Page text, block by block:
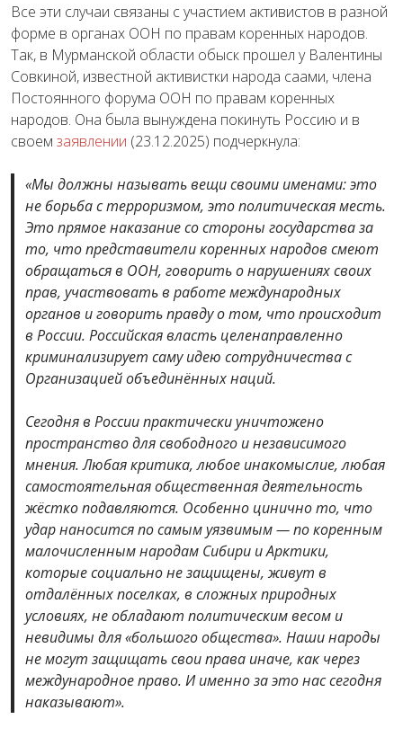
Все эти случаи связаны с участием активистов в разной
форме в органах ООН по правам коренных народов.
Так, в Мурманской области обыск прошел у Валентины
Совкиной, известной активистки народа саами, члена
Постоянного форума ООН по правам коренных
народов. Она была вынуждена покинуть Россию и в
своем заявлении (23.12.2025) подчеркнула:
«Мы должны называть вещи своими именами: это
не борьба с терроризмом, это политическая месть.
Это прямое наказание со стороны государства за
то, что представители коренных народов смеют
обращаться в ООН, говорить о нарушениях своих
прав, участвовать в работе международных
органов и говорить правду о том, что происходит
в России. Российская власть целенаправленно
криминализирует саму идею сотрудничества с
Организацией объединённых наций.
Сегодня в России практически уничтожено
пространство для свободного и независимого
мнения. Любая критика, любое инакомыслие, любая
самостоятельная общественная деятельность
жёстко подавляются. Особенно цинично то, что
удар наносится по самым уязвимым — по коренным
малочисленным народам Сибири и Арктики,
которые социально не защищены, живут в
отдалённых поселках, в сложных природных
условиях, не обладают политическим весом и
невидимы для «большого общества». Наши народы
не могут защищать свои права иначе, как через
международное право. И именно за это нас сегодня
наказывают».